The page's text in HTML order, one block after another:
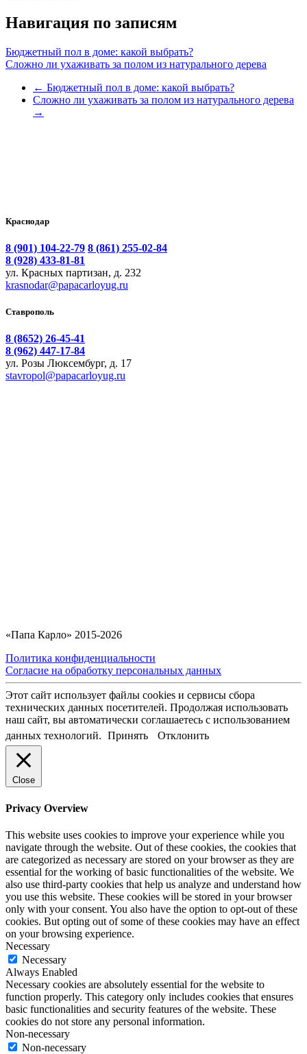
Навигация по записям
Бюджетный пол в доме: какой выбрать?
Сложно ли ухаживать за полом из натурального дерева
← Бюджетный пол в доме: какой выбрать?
Сложно ли ухаживать за полом из натурального дерева
→
Краснодар
8 (901) 104-22-79 8 (861) 255-02-84
8 (928) 433-81-81
ул. Красных партизан, д. 232
krasnodar@papacarloyug.ru
Ставрополь
8 (8652) 26-45-41
8 (962) 447-17-84
ул. Розы Люксембург, д. 17
stavropol@papacarloyug.ru
«Папа Карло» 2015-2026
Политика конфиденциальности
Согласие на обработку персональных данных
Этот сайт использует файлы cookies и сервисы сбора
технических данных посетителей. Продолжая использовать
наш сайт, вы автоматически соглашаетесь с использованием
данных технологий. Принять Отклонить
Close
Privacy Overview
This website uses cookies to improve your experience while you
navigate through the website. Out of these cookies, the cookies that
are categorized as necessary are stored on your browser as they are
essential for the working of basic functionalities of the website. We
also use third-party cookies that help us analyze and understand how
you use this website. These cookies will be stored in your browser
only with your consent. You also have the option to opt-out of these
cookies. But opting out of some of these cookies may have an effect
on your browsing experience.
Necessary
Necessary
Always Enabled
Necessary cookies are absolutely essential for the website to
function properly. This category only includes cookies that ensures
basic functionalities and security features of the website. These
cookies do not store any personal information.
Non-necessary
Non-necessary